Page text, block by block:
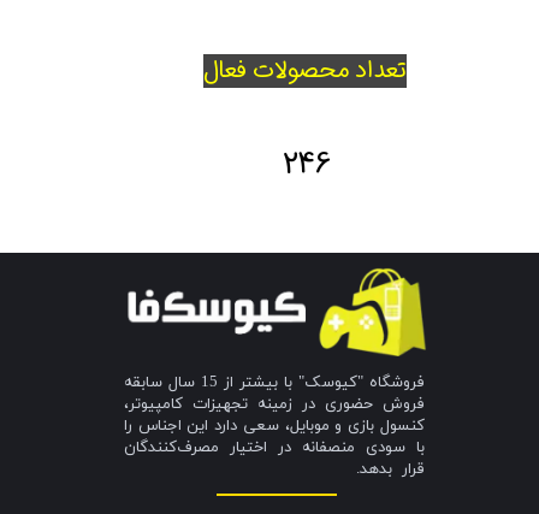
تعداد محصولات فعال
246
فروشگاه "کیوسک" با بیشتر از 15 سال سابقه
فروش حضوری در زمینه تجهیزات کامپیوتر،
کنسول بازی و موبایل، سعی دارد این اجناس را
با سودی منصفانه در اختیار مصرف‌کنندگان
قرار بدهد.